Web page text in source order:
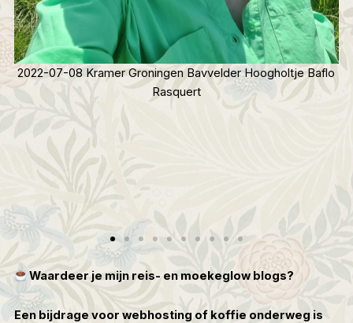
2022-07-08 Gea Kramer Groningen Station Baflo
Waardeer je mijn reis- en moekeglow blogs?
Een bijdrage voor webhosting of koffie onderweg is